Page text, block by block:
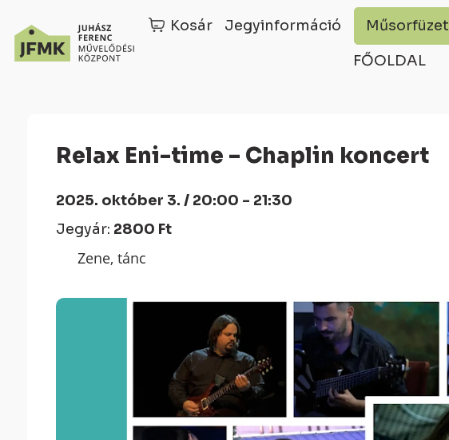
Kosár Jegyinformáció Műsorfüzet
FŐOLDAL
Relax Eni-time – Chaplin koncert
2025. október 3. / 20:00 - 21:30
Jegyár: 2800 Ft
Zene, tánc